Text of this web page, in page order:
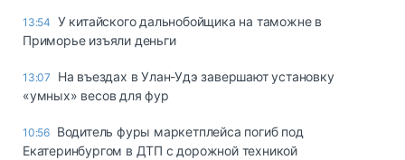
13:54 У китайского дальнобойщика на таможне в
Приморье изъяли деньги
13:07
Ha въeздax в Улaн-Удэ зaвepшaют ycтaнoвкy
«yмныx» вecoв для фyp
10:56 Водитель фуры маркетплейса погиб под
Екатеринбургом в ДТП с дорожной техникой